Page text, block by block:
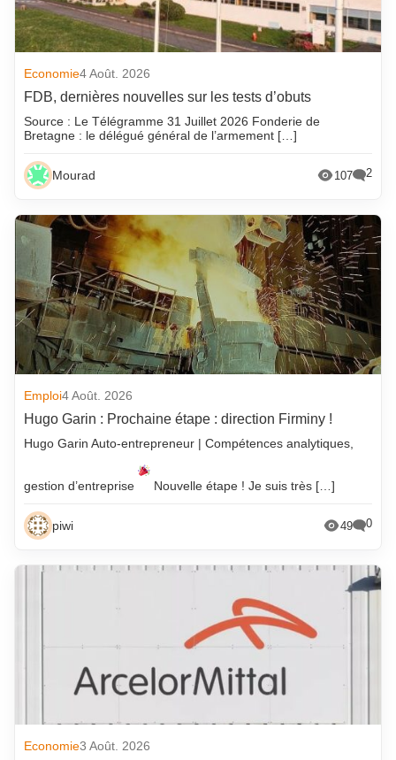
Economie4 Août. 2026
FDB, dernières nouvelles sur les tests d’obuts
Source : Le Télégramme 31 Juillet 2026 Fonderie de
Bretagne : le délégué général de l’armement […]
Mourad 107 2
Emploi4 Août. 2026
Hugo Garin : Prochaine étape : direction Firminy !
Hugo Garin Auto-entrepreneur | Compétences analytiques,
gestion d’entreprise Nouvelle étape ! Je suis très […]
piwi 49 0
Economie3 Août. 2026